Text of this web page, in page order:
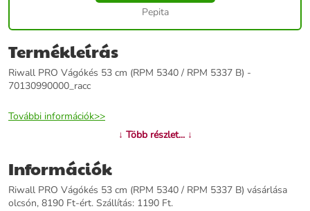
Pepita
Termékleírás
Riwall PRO Vágókés 53 cm (RPM 5340 / RPM 5337 B) -
70130990000_racc
További információk>>
↓ Több részlet... ↓
Információk
Riwall PRO Vágókés 53 cm (RPM 5340 / RPM 5337 B) vásárlása
olcsón, 8190 Ft-ért. Szállítás: 1190 Ft.